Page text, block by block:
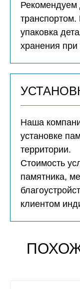
Рекомендуем
упаковка
хранения при
Наша
установке
территории.
Стоимость
памятника,
клиентом